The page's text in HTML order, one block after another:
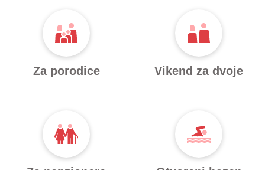
Za porodice Vikend za dvoje